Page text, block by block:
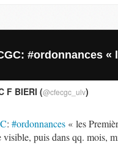
#ordonnances «
: #ordonnances « les
visible, puis dans qq. mois,
F BIERI (@cfecgc_ulv)